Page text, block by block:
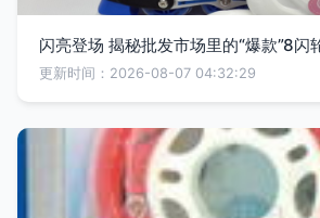
闪亮登场 揭秘批发市场里的“爆款”8闪
更新时间：2026-08-07 04:32:29